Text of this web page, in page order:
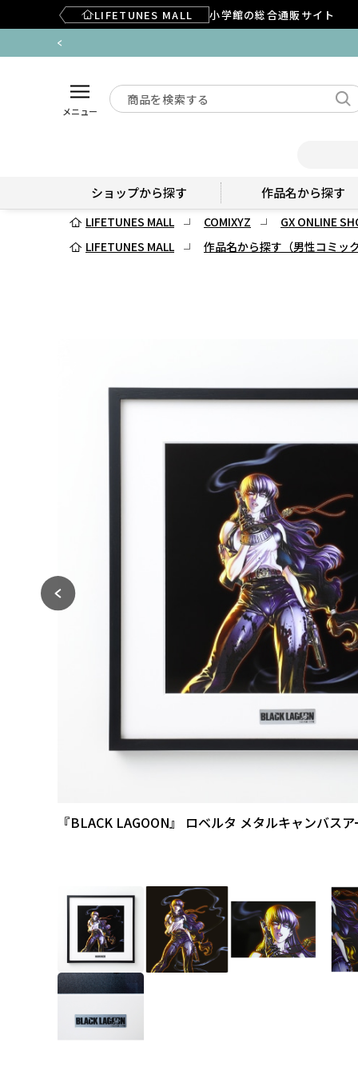
LIFETUNES MALL 小学館の総合通販サイト
メニュー
ショップから探す 作品名から探す
LIFETUNES MALL COMIXYZ
GX ONLINE
LIFETUNES MALL
作品名から探す（男性コミッ
『BLACK LAGOON』 ロベルタ メタルキャンバス